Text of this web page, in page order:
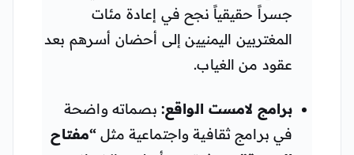
جسراً حقيقياً نجح في إعادة مئات
المغتربين اليمنيين إلى أحضان أسرهم بعد
عقود من الغياب.
برامج لامست الواقع:بصماته واضحة
في برامج ثقافية واجتماعية مثل“مفتاح